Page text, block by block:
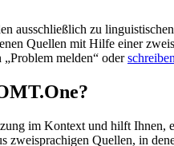
ausschließlich zu
Quellen mit Hilfe einer
melden“ oder
im Kontext und hilft
Quellen, in